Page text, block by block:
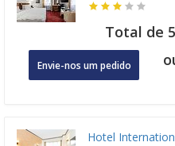
Total de
Envie-nos um pedido
Hotel